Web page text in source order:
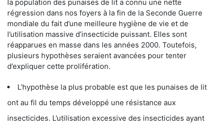
la population des punaises de lit a connu une nette
régression dans nos foyers à la fin de la Seconde Guerre
mondiale du fait d’une meilleure hygiène de vie et de
l’utilisation massive d’insecticide puissant. Elles sont
réapparues en masse dans les années 2000. Toutefois,
plusieurs hypothèses seraient avancées pour tenter
d’expliquer cette prolifération.
L’hypothèse la plus probable est que les punaises de lit
ont au fil du temps développé une résistance aux
insecticides. L’utilisation excessive des insecticides ayant